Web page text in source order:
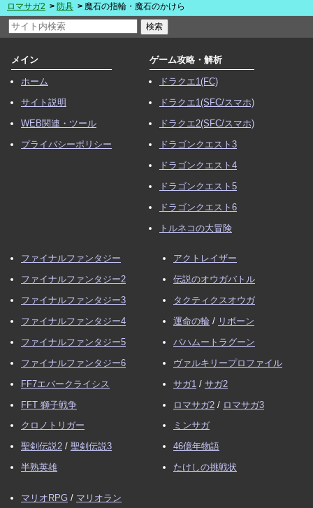
ロマサガ2 防具 魔石の指輪・魔石のかけら
メイン
ホーム
サイト説明
WEB関連・ツール
プライバシーポリシー
ゲーム攻略・解析
ドラクエ1(FC)
ドラクエ1(SFC/スマホ)
ドラクエ2(SFC/スマホ)
ドラゴンクエスト3
ドラゴンクエスト4
ドラゴンクエスト5
ドラゴンクエスト6
トルネコの大冒険
ファイナルファンタジー
ファイナルファンタジー2
ファイナルファンタジー3
ファイナルファンタジー4
ファイナルファンタジー5
ファイナルファンタジー6
FF7エバークライシス
FFT 獅子戦争
クロノトリガー
聖剣伝説2 / 聖剣伝説3
半熟英雄
アクトレイザー
伝説のオウガバトル
タクティクスオウガ
運命の輪 / リボーン
バハムートラグーン
ヴァルキリープロファイル
サガ1 / サガ2
ロマサガ2 / ロマサガ3
ミンサガ
46億年物語
たけしの挑戦状
マリオRPG / マリオラン